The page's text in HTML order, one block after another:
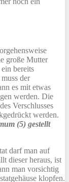
große Mutter
bereits
der
es mit etwas
werden. Die
Verschlusses
werden.
(5) gestellt
darf man auf
dieser heraus, ist
man vorsichtig
klopfen.